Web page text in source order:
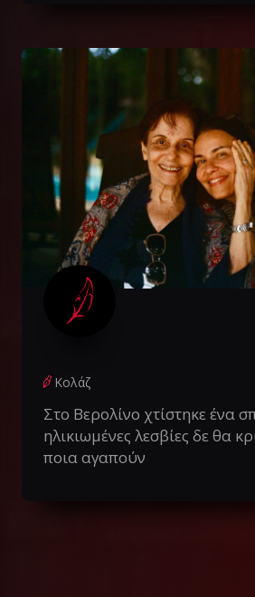
Κολάζ
Στο Βερολίνο χτίστηκε ένα
ηλικιωμένες λεσβίες δε θα
ποια αγαπούν